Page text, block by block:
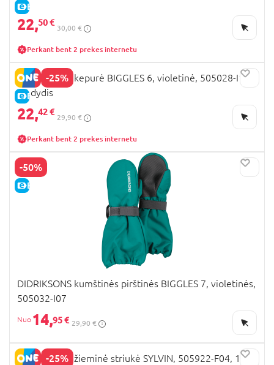
E-KAINA
22,50 €
30,00 €
Perkant bent 2 prekes internetu
-25%
E-KAINA
DIDRIKSONS kepurė BIGGLES 6, violetinė, 505028-I12,
56 dydis
22,42 €
29,90 €
Perkant bent 2 prekes internetu
-50%
E-KAINA
DIDRIKSONS kumštinės pirštinės BIGGLES 7, violetinės,
505032-I07
14,95 € 29,90 €
-25%
DIDRIKSONS žieminė striukė SYLVIN, 505922-F04, 130